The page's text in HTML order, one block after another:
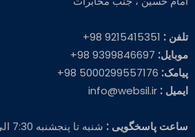
تلفن :
موبایل:
پیامک:
ایمیل :
ساعت پاسخگویی : شنبه تا پنجشنبه 7:30 الی 19:30